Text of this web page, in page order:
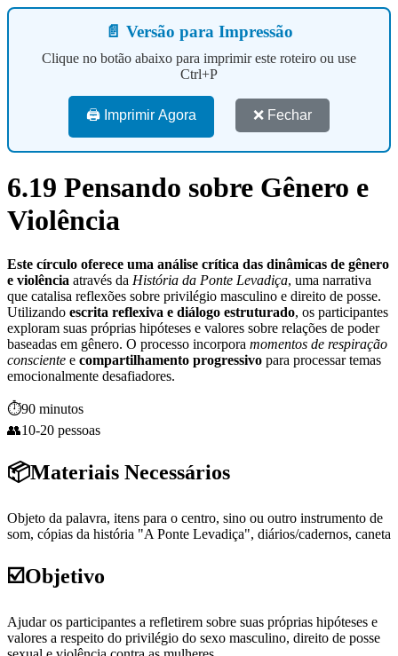
📄 Versão para Impressão
Clique no botão abaixo para imprimir este roteiro ou use
Ctrl+P
🖨️ Imprimir Agora ❌ Fechar
6.19 Pensando sobre Gênero e
Violência
Este círculo oferece uma análise crítica das dinâmicas de gênero
e violência através da História da Ponte Levadiça, uma narrativa
que catalisa reflexões sobre privilégio masculino e direito de posse.
Utilizando escrita reflexiva e diálogo estruturado, os participantes
exploram suas próprias hipóteses e valores sobre relações de poder
baseadas em gênero. O processo incorpora momentos de respiração
consciente e compartilhamento progressivo para processar temas
emocionalmente desafiadores.
⏱️90 minutos
👥10-20 pessoas
📦Materiais Necessários
Objeto da palavra, itens para o centro, sino ou outro instrumento de
som, cópias da história "A Ponte Levadiça", diários/cadernos, caneta
☑️Objetivo
Ajudar os participantes a refletirem sobre suas próprias hipóteses e
valores a respeito do privilégio do sexo masculino, direito de posse